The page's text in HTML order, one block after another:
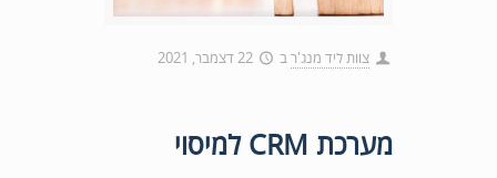
צוות ליד מנג'רב 22 דצמבר, 2021
מערכת CRM למיסוי